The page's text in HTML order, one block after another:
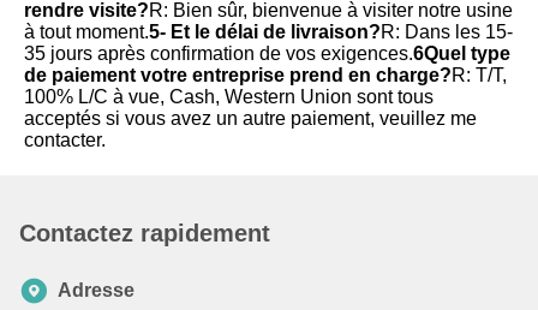
rendre visite?R: Bien sûr, bienvenue à visiter notre usine
à tout moment.5- Et le délai de livraison?R: Dans les 15-
35 jours après confirmation de vos exigences.6Quel type
de paiement votre entreprise prend en charge?R: T/T,
100% L/C à vue, Cash, Western Union sont tous
acceptés si vous avez un autre paiement, veuillez me
contacter.
Contactez rapidement
Adresse